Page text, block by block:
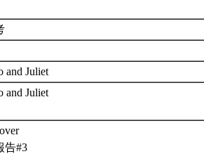
and Juliet
and Juliet
告#3